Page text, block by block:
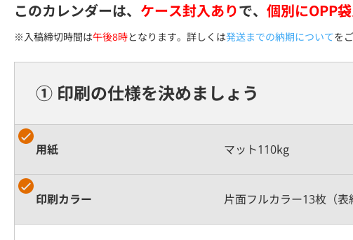
このカレンダーは、 ケース封入ありで、 個別にOPP
※入稿締切時間は午後8時となります。詳しくは発送までの納期についてを
① 印刷の仕様を決めましょう
用紙 マット110kg
印刷カラー 片面フルカラー13枚（表